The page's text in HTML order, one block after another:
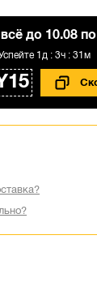
до 10.08
1д : 3ч : 31м